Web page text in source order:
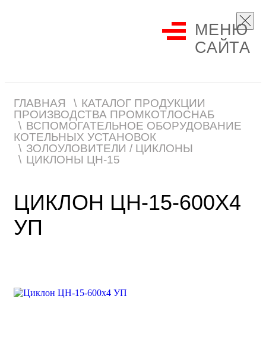
МЕНЮ
САЙТА
ГЛАВНАЯ
КАТАЛОГ ПРОДУКЦИИ
ПРОИЗВОДСТВА ПРОМКОТЛОСНАБ
ВСПОМОГАТЕЛЬНОЕ ОБОРУДОВАНИЕ
КОТЕЛЬНЫХ УСТАНОВОК
ЗОЛОУЛОВИТЕЛИ / ЦИКЛОНЫ
ЦИКЛОНЫ ЦН-15
ЦИКЛОН ЦН-15-600Х4
УП